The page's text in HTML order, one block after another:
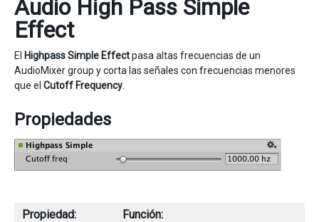
Audio High Pass Simple
Effect
El Highpass Simple Effectpasa altas frecuencias de un
AudioMixer group y corta las señales con frecuencias menores
que el Cutoff Frequency
Propiedades
Propiedad: Función: